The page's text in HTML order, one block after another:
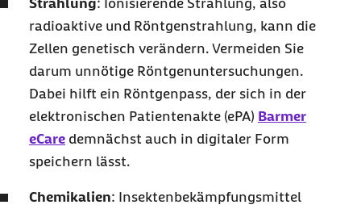
Strahlung: Ionisierende Strahlung, also
radioaktive und Röntgenstrahlung, kann die
Zellen genetisch verändern. Vermeiden Sie
darum unnötige Röntgenuntersuchungen.
Dabei hilft ein Röntgenpass, der sich in der
elektronischen Patientenakte (ePA) Barmer
eCare demnächst auch in digitaler Form
speichern lässt.
Chemikalien: Insektenbekämpfungsmittel